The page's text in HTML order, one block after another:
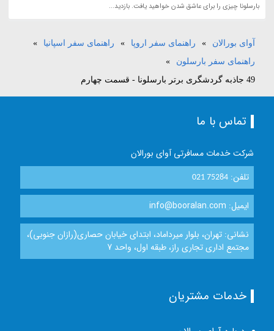
بارسلونا چیزی را برای عاشق شدن خواهید یافت. بازدید...
آوای بورالان » راهنمای سفر اروپا » راهنمای سفر اسپانیا
»
راهنمای سفر بارسلون
»
49 جاذبه گردشگری برتر بارسلونا - قسمت چهارم
تماس با ما
شرکت خدمات مسافرتی آوای بورالان
تلفن:021 75284
ایمیل: info@booralan.com
نشانی: تهران، بلوار میرداماد، ابتدای خیابان حصاری(رازان جنوبی)،
مجتمع اداری تجاری راز، طبقه اول، واحد 7
خدمات مشتریان